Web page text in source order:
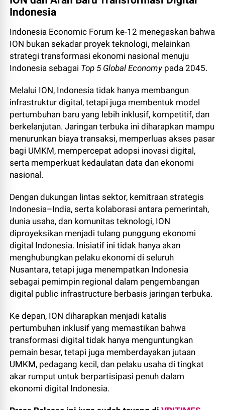
Indonesia
Indonesia Economic Forum ke-12 menegaskan bahwa
ION bukan sekadar proyek teknologi, melainkan
strategi transformasi ekonomi nasional menuju
Indonesia sebagai Top 5 Global Economy pada 2045.
Melalui ION, Indonesia tidak hanya membangun
infrastruktur digital, tetapi juga membentuk model
pertumbuhan baru yang lebih inklusif, kompetitif, dan
berkelanjutan. Jaringan terbuka ini diharapkan mampu
menurunkan biaya transaksi, memperluas akses pasar
bagi UMKM, mempercepat adopsi inovasi digital,
serta memperkuat kedaulatan data dan ekonomi
nasional.
Dengan dukungan lintas sektor, kemitraan strategis
Indonesia–India, serta kolaborasi antara pemerintah,
dunia usaha, dan komunitas teknologi, ION
diproyeksikan menjadi tulang punggung ekonomi
digital Indonesia. Inisiatif ini tidak hanya akan
menghubungkan pelaku ekonomi di seluruh
Nusantara, tetapi juga menempatkan Indonesia
sebagai pemimpin regional dalam pengembangan
digital public infrastructure berbasis jaringan terbuka.
Ke depan, ION diharapkan menjadi katalis
pertumbuhan inklusif yang memastikan bahwa
transformasi digital tidak hanya menguntungkan
pemain besar, tetapi juga memberdayakan jutaan
UMKM, pedagang kecil, dan pelaku usaha di tingkat
akar rumput untuk berpartisipasi penuh dalam
ekonomi digital Indonesia.